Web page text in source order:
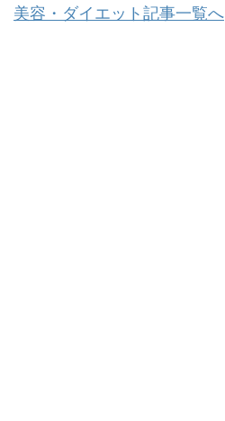
美容・ダイエット記事一覧へ